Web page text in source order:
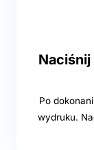
Po
wydruku.